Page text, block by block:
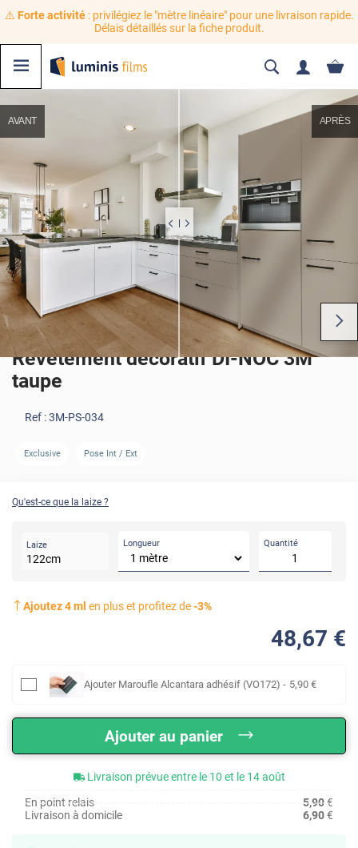
⚠️ Forte activité: privilégiez le "mètre linéaire" pour une livraison rapide.
Délais détaillés sur la fiche produit.
AVANT APRÈS
Revêtement décoratif DI-NOC 3M
taupe
Ref :3M-PS-034
Exclusive Pose Int / Ext
Qu'est-ce que la laize ?
Laize
122cm
Longueur Quantité
Ajoutez4ml en plus et profitez de-3%
48,67 €
Ajouter Maroufle Alcantara adhésif (VO172) - 5,90 €
Ajouter au panier
Livraison prévue entre le 10 et le 14 août
En point relais
5,90€
Livraison à domicile
6,90€